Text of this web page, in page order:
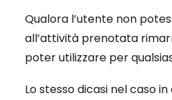
Qualora l’utente non
all’attività prenotata
poter utilizzare per
Lo stesso dicasi nel caso